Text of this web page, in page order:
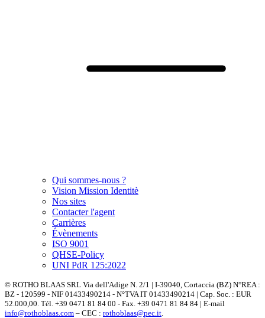
Qui sommes-nous ?
Vision Mission Identitè
Nos sites
Contacter l'agent
Carrières
Évènements
ISO 9001
QHSE-Policy
UNI PdR 125:2022
© ROTHO BLAAS SRL Via dell'Adige N. 2/1 | I-39040, Cortaccia (BZ) N°REA :
BZ - 120599 - NIF 01433490214 - N°TVA IT 01433490214 | Cap. Soc. : EUR
52.000,00. Tél. +39 0471 81 84 00 - Fax. +39 0471 81 84 84 | E-mail
info@rothoblaas.com – CEC : rothoblaas@pec.it